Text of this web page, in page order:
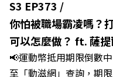
遠見雜誌副社長兼遠見
縣長 翁章梁、立法委員
河、紙風車劇團創辦人
喻理+++++🎂歡慶遠見
S3 EP373 /
你怕被職場霸凌嗎？
可以怎麼做？ ft. 薩
謝佳芸
📢運動幣抵用期限倒數
至「動滋網」查詢，期